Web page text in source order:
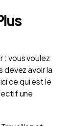
: vous voulez
devez avoir la
ce qui est le
une